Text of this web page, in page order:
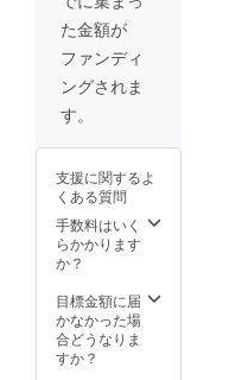
ソート
ランダ
ム4枚、
テーマ
を出し
る権利
ン付き
研究所
の欠片
◎メッ
セージ
撮り 備
考欄に
掲載す
るお名
た金額が
ファンディ
ングされま
す。
支援に関するよ
くある質問
手数料はいく
らかかります
か？
目標金額に届
かなかった場
合どうなりま
すか？